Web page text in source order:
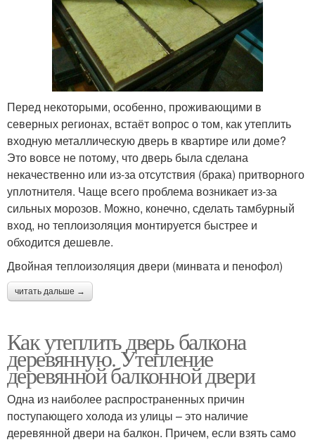
Перед некоторыми, особенно, проживающими в
северных регионах, встаёт вопрос о том, как утеплить
входную металлическую дверь в квартире или доме?
Это вовсе не потому, что дверь была сделана
некачественно или из-за отсутствия (брака) притворного
уплотнителя. Чаще всего проблема возникает из-за
сильных морозов. Можно, конечно, сделать тамбурный
вход, но теплоизоляция монтируется быстрее и
обходится дешевле.
Двойная теплоизоляция двери (минвата и пенофол)
читать дальше →
Как утеплить дверь балкона
деревянную. Утепление
деревянной балконной двери
Одна из наиболее распространенных причин
поступающего холода из улицы – это наличие
деревянной двери на балкон. Причем, если взять само